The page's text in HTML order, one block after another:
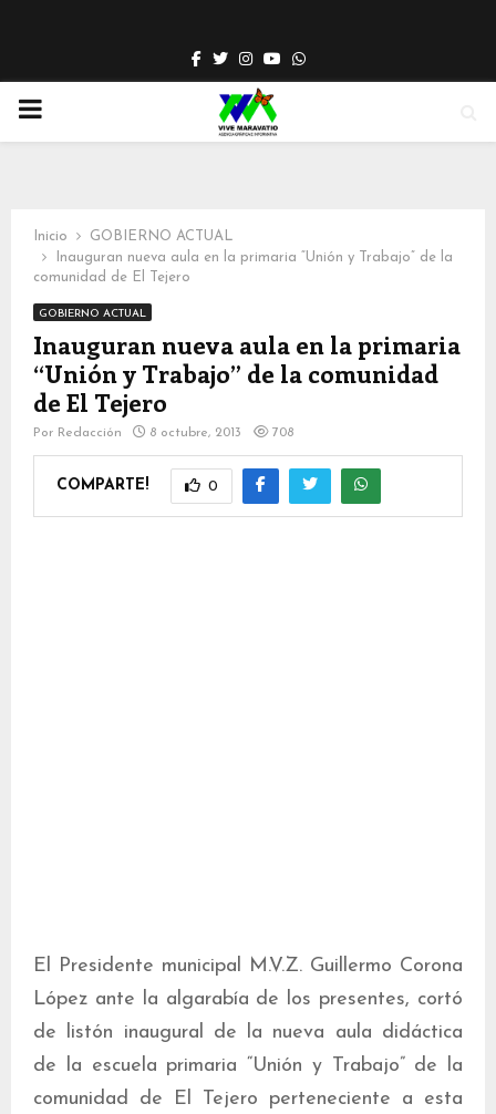
Facebook
TwitterInstagram
YoutubeWhatsapp
PRIMARY
Inicio
GOBIERNO ACTUAL
Inauguran nueva aula en la primaria “Unión y Trabajo” de la
comunidad de El Tejero
GOBIERNO ACTUAL
Inauguran nueva aula en la primaria
“Unión y Trabajo” de la comunidad
de El Tejero
Por Redacción 8 octubre, 2013 708
COMPARTE! 0
El Presidente municipal M.V.Z. Guillermo Corona
López ante la algarabía de los presentes, cortó
de listón inaugural de la nueva aula didáctica
de la escuela primaria “Unión y Trabajo” de la
comunidad de El Tejero perteneciente a esta